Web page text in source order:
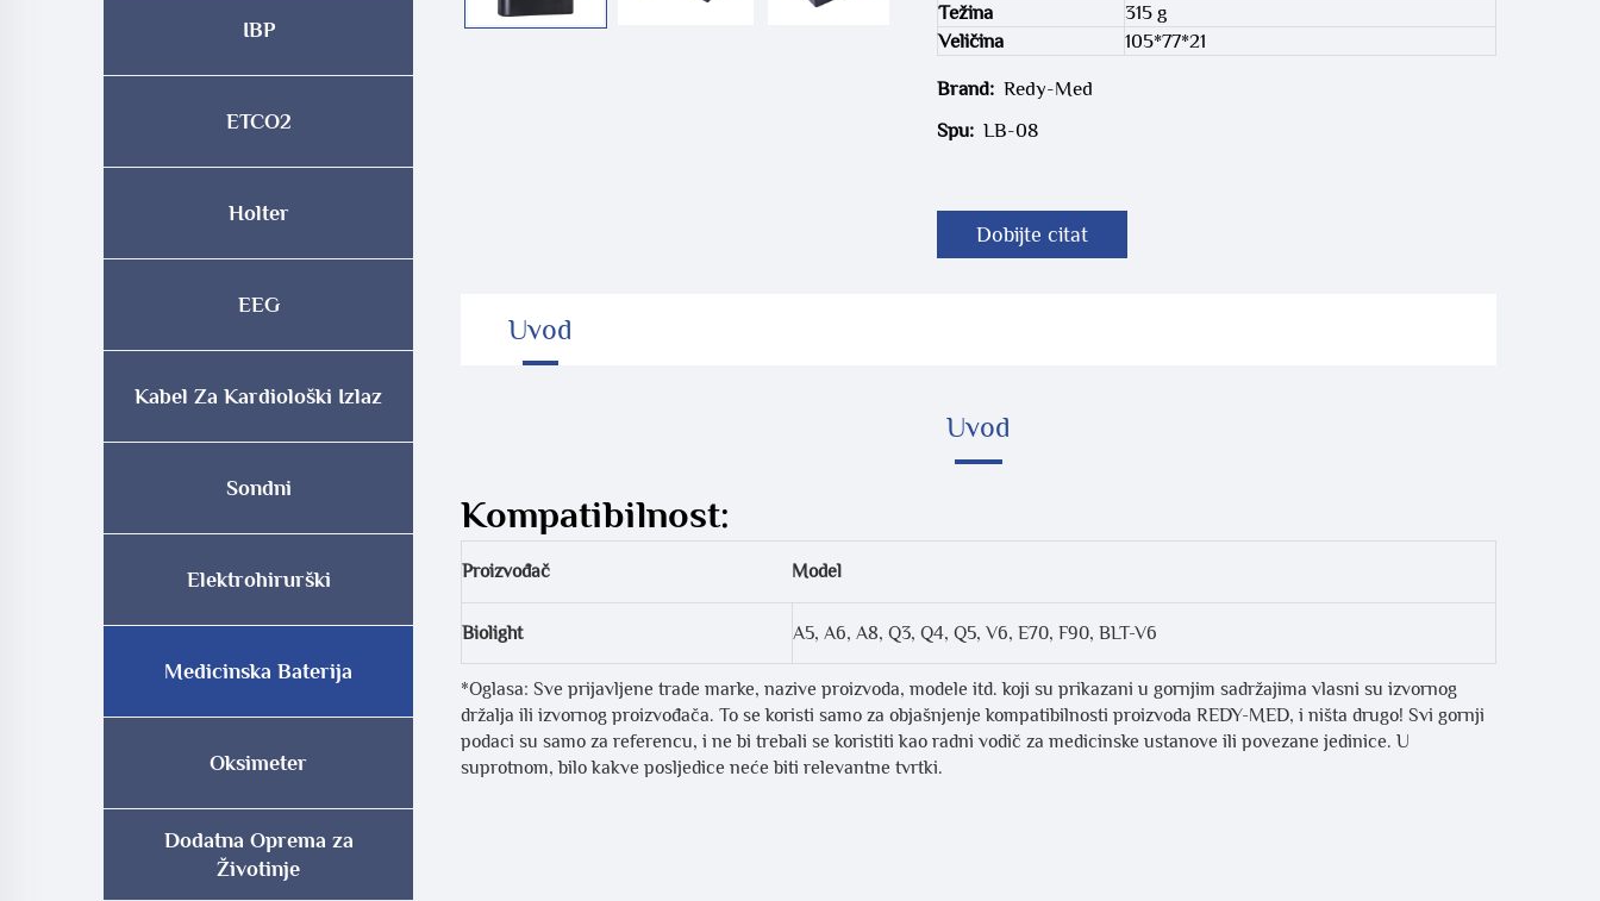
IBP
ETCO2
Holter
EEG
Kabel Za Kardiološki Izlaz
Sondni
Elektrohirurški
Medicinska Baterija
Oksimeter
Dodatna Oprema za
Životinje
Težina
315 g
Veličina
105*77*21
Brand: Redy-Med
Spu: LB-08
Dobijte citat
Uvod
Uvod
Kompatibilnost:
Proizvođač Model
Biolight A5, A6, A8, Q3, Q4, Q5, V6, E70, F90, BLT-V6
*Oglasa: Sve prijavljene trade marke, nazive proizvoda, modele itd. koji su prikazani u gornjim sadržajima vlasni su izvornog
držalja ili izvornog proizvođača. To se koristi samo za objašnjenje kompatibilnosti proizvoda REDY-MED, i ništa drugo! Svi gornji
podaci su samo za referencu, i ne bi trebali se koristiti kao radni vodič za medicinske ustanove ili povezane jedinice. U
suprotnom, bilo kakve posljedice neće biti relevantne tvrtki.